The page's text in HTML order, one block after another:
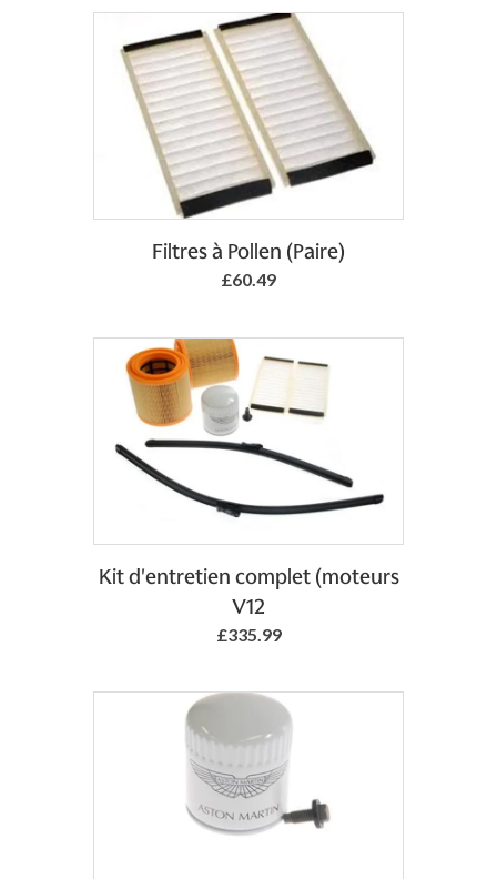
Add to Basket
Filtres à Pollen (Paire)
£60.49
Add to Basket
Kit d'entretien complet (moteurs
V12
£335.99